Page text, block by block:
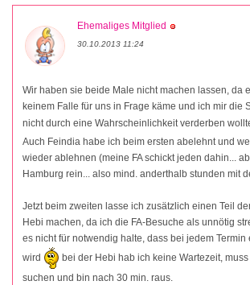
Ehemaliges Mitglied
30.10.2013 11:24
Wir haben sie beide Male nicht machen lassen, da
keinem Falle für uns in Frage käme und ich mir die
nicht durch eine Wahrscheinlichkeit verderben
Auch Feindia habe ich beim ersten abelehnt und
wieder ablehnen (meine FA schickt jeden dahin...
Hamburg rein... also mind. anderthalb stunden mit
Jetzt beim zweiten lasse ich zusätzlich einen Teil
Hebi machen, da ich die FA-Besuche als unnötig
es nicht für notwendig halte, dass bei jedem Termin
wird
bei der Hebi hab ich keine Wartezeit,
suchen und bin nach 30 min. raus.